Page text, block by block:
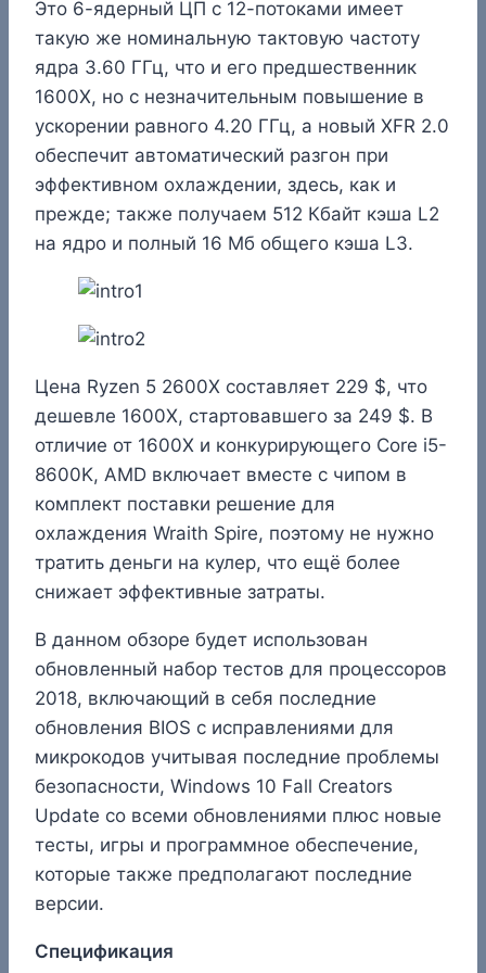
Это 6-ядерный ЦП с 12-потоками имеет
такую же номинальную тактовую частоту
ядра 3.60 ГГц, что и его предшественник
1600X, но с незначительным повышение в
ускорении равного 4.20 ГГц, а новый XFR 2.0
обеспечит автоматический разгон при
эффективном охлаждении, здесь, как и
прежде; также получаем 512 Кбайт кэша L2
на ядро и полный 16 Мб общего кэша L3.
Цена Ryzen 5 2600X составляет 229 $, что
дешевле 1600X, стартовавшего за 249 $. В
отличие от 1600X и конкурирующего Core i5-
8600K, AMD включает вместе с чипом в
комплект поставки решение для
охлаждения Wraith Spire, поэтому не нужно
тратить деньги на кулер, что ещё более
снижает эффективные затраты.
В данном обзоре будет использован
обновленный набор тестов для процессоров
2018, включающий в себя последние
обновления BIOS с исправлениями для
микрокодов учитывая последние проблемы
безопасности, Windows 10 Fall Creators
Update со всеми обновлениями плюс новые
тесты, игры и программное обеспечение,
которые также предполагают последние
версии.
Спецификация